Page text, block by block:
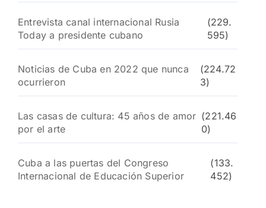
Entrevista canal internacional Rusia
Today a presidente cubano
(229.
595)
Noticias de Cuba en 2022 que nunca
ocurrieron
(224.72
3)
Las casas de cultura: 45 años de amor
por el arte
(221.46
0)
Cuba a las puertas del Congreso
Internacional de Educación Superior
(133.
452)